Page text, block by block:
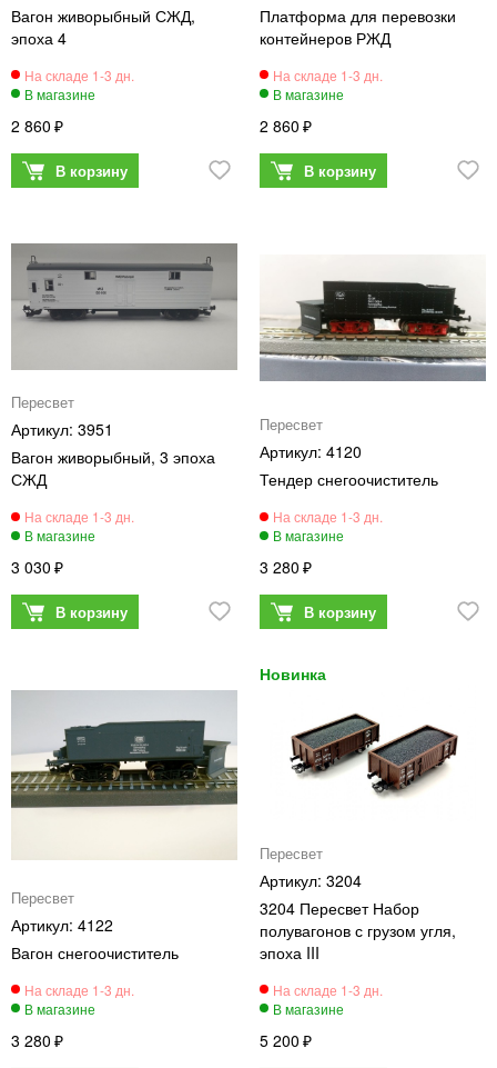
Вагон живорыбный СЖД,
эпоха 4
2 860
Платформа для перевозки
контейнеров РЖД
2 860
Пересвет
3951
Вагон живорыбный, 3 эпоха
СЖД
3 030
Пересвет
4120
Тендер снегоочиститель
3 280
Пересвет
4122
Вагон снегоочиститель
3 280
Пересвет
3204
3204 Пересвет Набор
полувагонов с грузом угля,
эпоха III
5 200